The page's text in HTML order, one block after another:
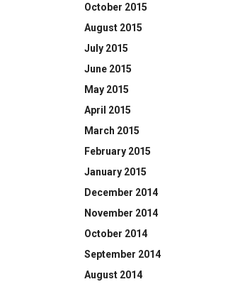
October 2015
August 2015
July 2015
June 2015
May 2015
April 2015
March 2015
February 2015
January 2015
December 2014
November 2014
October 2014
September 2014
August 2014